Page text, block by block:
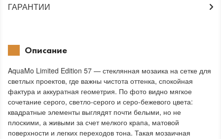
ГАРАНТИИ
Описание
AquaMo Limited Edition 57 — стеклянная мозаика на сетке для
светлых проектов, где важны чистота оттенка, спокойная
фактура и аккуратная геометрия. По фото видно мягкое
сочетание серого, светло-серого и серо-бежевого цвета:
квадратные элементы выглядят почти белыми, но не
плоскими, а живыми за счет мелкого крапа, матовой
поверхности и легких переходов тона. Такая мозаичная